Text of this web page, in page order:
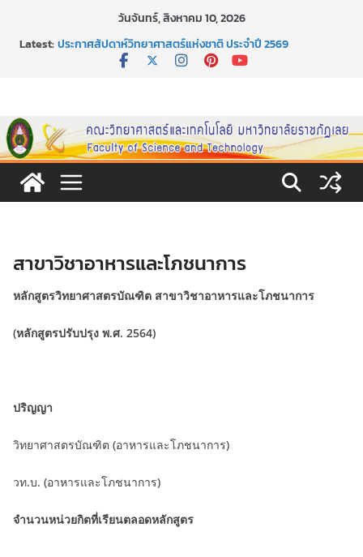
วันจันทร์, สิงหาคม 10, 2026
Latest:ประกาศสัปดาห์วิทยาศาสตร์แห่งชาติ ประจำปี 2569
กิจกรรมการให้บริการคำปรึกษาและการมีส่วนร่วมในการดำเนิน
Science Burger Lab & Sandwich Creator
ขอเชิญชวนประชาชนทุกคน ร่วมลงนามออนไลน์ “ลด ละ เลิก
เหล้า” ประจำปี พ.ศ. 2569
สาขาวิชาอาหารและโภชนาการ
หลักสูตรวิทยาศาสตรบัณฑิต สาขาวิชาอาหารและโภชนาการ
(หลักสูตรปรับปรุง พ.ศ. 2564)
ปริญญา
วิทยาศาสตรบัณฑิต (อาหารและโภชนาการ)
วท.บ. (อาหารและโภชนาการ)
จำนวนหน่วยกิตที่เรียนตลอดหลักสูตร